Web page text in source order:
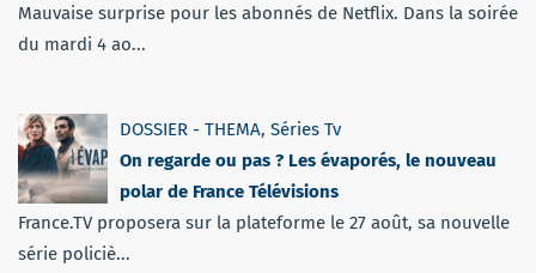
Mauvaise surprise pour les abonnés de Netflix. Dans la soirée
du mardi 4 ao...
DOSSIER - THEMA, Séries Tv
On regarde ou pas ? Les évaporés, le nouveau
polar de France Télévisions
France.TV proposera sur la plateforme le 27 août, sa nouvelle
série policiè...